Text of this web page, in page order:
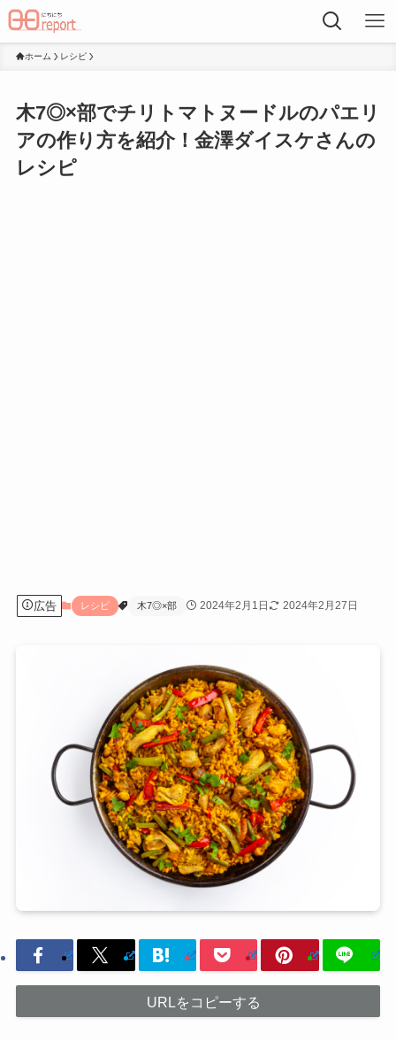
ホーム レシピ
木7◎×部でチリトマトヌードルのパエリ
アの作り方を紹介！金澤ダイスケさんの
レシピ
広告 レシピ 木7◎×部 2024年2月1日 2024年2月27日
URLをコピーする